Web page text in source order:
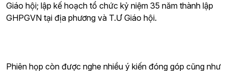
Giáo hội; lập kế hoạch tổ chức kỷ niệm 35 năm thành lập
GHPGVN tại địa phương và T.Ư Giáo hội.
Phiên họp còn được nghe nhiều ý kiến đóng góp cũng như